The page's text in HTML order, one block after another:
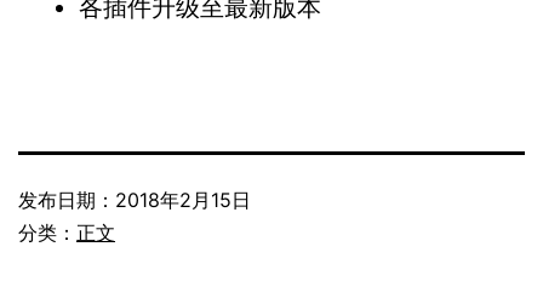
各插件升级至最新版本
发布日期： 2018年2月15日
分类： 正文